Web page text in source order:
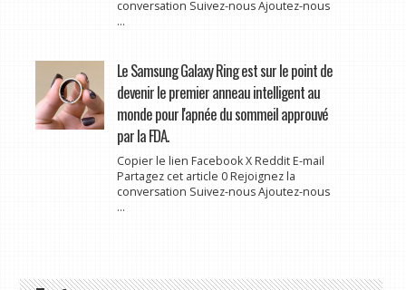
conversation Suivez-nous Ajoutez-nous
...
Le Samsung Galaxy Ring est sur le point de
devenir le premier anneau intelligent au
monde pour l'apnée du sommeil approuvé
par la FDA.
Copier le lien Facebook X Reddit E-mail
Partagez cet article 0 Rejoignez la
conversation Suivez-nous Ajoutez-nous
...